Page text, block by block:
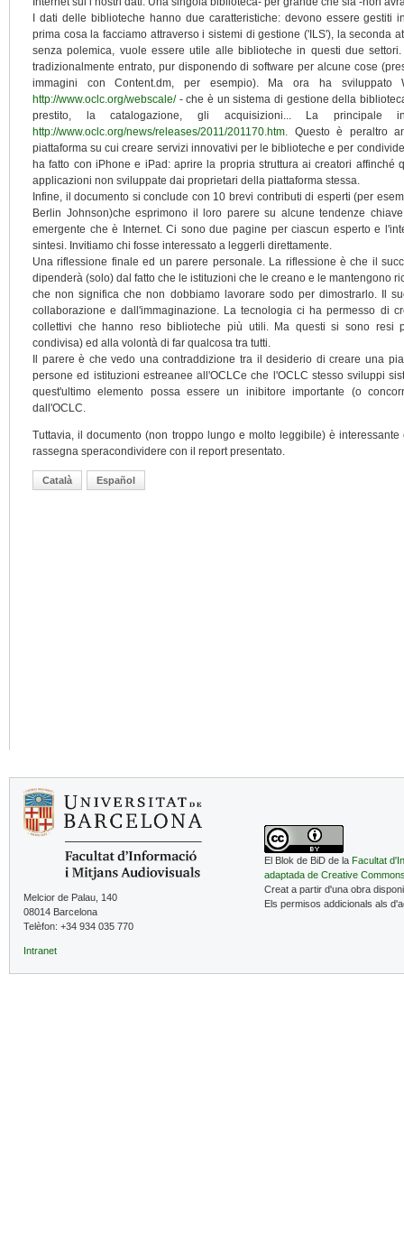
I dati delle biblioteche hanno due caratteristiche: devono essere gestiti
prima cosa la facciamo attraverso i sistemi di gestione ('ILS'), la seconda
senza polemica, vuole essere utile alle biblioteche in questi due
tradizionalmente entrato, pur disponendo di software per alcune cose
immagini con Content.dm, per esempio). Ma ora ha sviluppato
http://www.oclc.org/webscale/ - che è un sistema di gestione della
prestito, la catalogazione, gli acquisizioni... La principale
http://www.oclc.org/news/releases/2011/201170.htm. Questo è peraltro
piattaforma su cui creare servizi innovativi per le biblioteche e per
ha fatto con iPhone e iPad: aprire la propria struttura ai creatori affinché
applicazioni non sviluppate dai proprietari della piattaforma stessa.
Infine, il documento si conclude con 10 brevi contributi di esperti (per
Berlin Johnson)che esprimono il loro parere su alcune tendenze
emergente che è Internet. Ci sono due pagine per ciascun esperto e
sintesi. Invitiamo chi fosse interessato a leggerli direttamente.
Una riflessione finale ed un parere personale. La riflessione è che il
dipenderà (solo) dal fatto che le istituzioni che le creano e le mantengono
che non significa che non dobbiamo lavorare sodo per dimostrarlo. Il
collaborazione e dall'immaginazione. La tecnologia ci ha permesso di
collettivi che hanno reso biblioteche più utili. Ma questi si sono resi
condivisa) ed alla volontà di far qualcosa tra tutti.
Il parere è che vedo una contraddizione tra il desiderio di creare una
persone ed istituzioni estreanee all'OCLCe che l'OCLC stesso sviluppi
quest'ultimo elemento possa essere un inibitore importante (o
dall'OCLC.
Tuttavia, il documento (non troppo lungo e molto leggibile) è
rassegna speracondividere con il report presentato.
Català Español
Melcior de Palau, 140
08014 Barcelona
Telèfon: +34 934 035 770
Intranet
El Blok de BiD de la Facultat
adaptada de Creative
Creat a partir d'una obra
Els permisos addicionals als